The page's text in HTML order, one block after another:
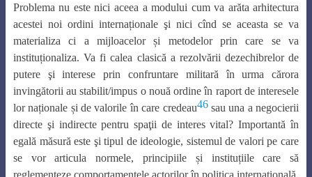
Problema nu este nici aceea a modului cum va arăta arhitectura
acestei noi ordini internaționale şi nici cînd se aceasta se va
materializa ci a mijloacelor și metodelor prin care se va
instituționaliza. Va fi calea clasică a rezolvării dezechibrelor de
putere şi interese prin confruntare militară în urma cărora
invingătorii au stabilit/impus o nouă ordine în raport de interesele
lor naționale și de valorile în care credeau46sau una a negocierii
directe şi indirecte pentru spaţii de interes vital? Importantă în
egală măsură este şi tipul de ideologie, sistemul de valori pe care
se vor articula normele, principiile și instituțiile care să
reglementeze comportamentele actorilor în politica internațională.